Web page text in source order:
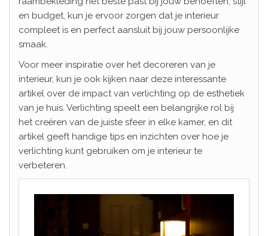
en budget, kun je ervoor zorgen dat je interieur
compleet is en perfect aansluit bij jouw persoonlijke
smaak.
Voor meer inspiratie over het decoreren van je
interieur, kun je ook kijken naar deze interessante
artikel over de impact van verlichting op de esthetiek
van je huis. Verlichting speelt een belangrijke rol bij
het creëren van de juiste sfeer in elke kamer, en dit
artikel geeft handige tips en inzichten over hoe je
verlichting kunt gebruiken om je interieur te
verbeteren.